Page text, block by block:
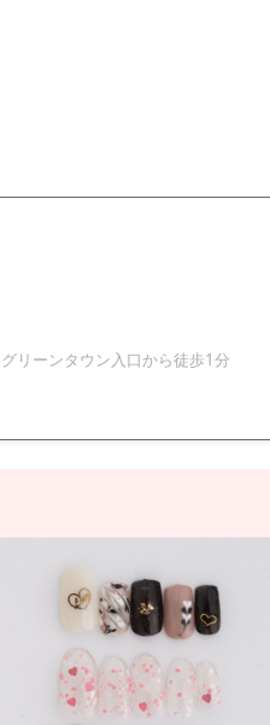
グリーンタウン入口から徒歩1分